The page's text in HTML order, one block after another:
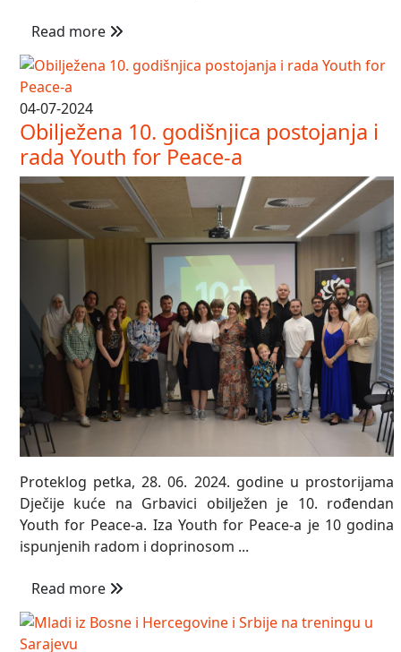
Read more
04-07-2024
Obilježena 10. godišnjica postojanja i
rada Youth for Peace-a
Proteklog petka, 28. 06. 2024. godine u prostorijama
Dječije kuće na Grbavici obilježen je 10. rođendan
Youth for Peace-a. Iza Youth for Peace-a je 10 godina
ispunjenih radom i doprinosom ...
Read more